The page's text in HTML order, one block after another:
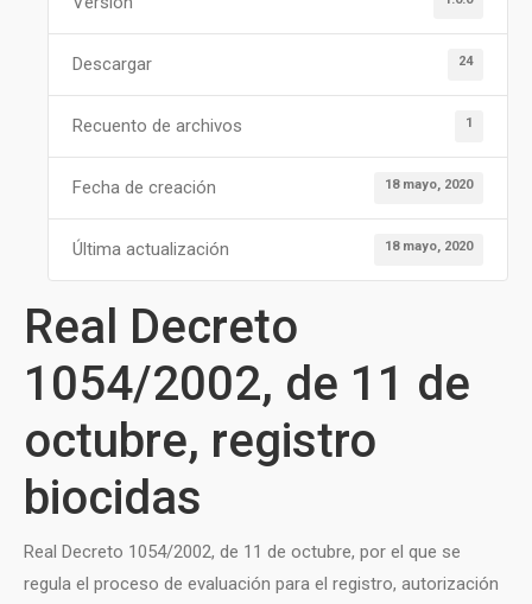
Descargar 24
Recuento de archivos 1
Fecha de creación 18 mayo, 2020
Última actualización 18 mayo, 2020
Real Decreto
1054/2002, de 11 de
octubre, registro
biocidas
Real Decreto 1054/2002, de 11 de octubre, por el que se
regula el proceso de evaluación para el registro, autorización